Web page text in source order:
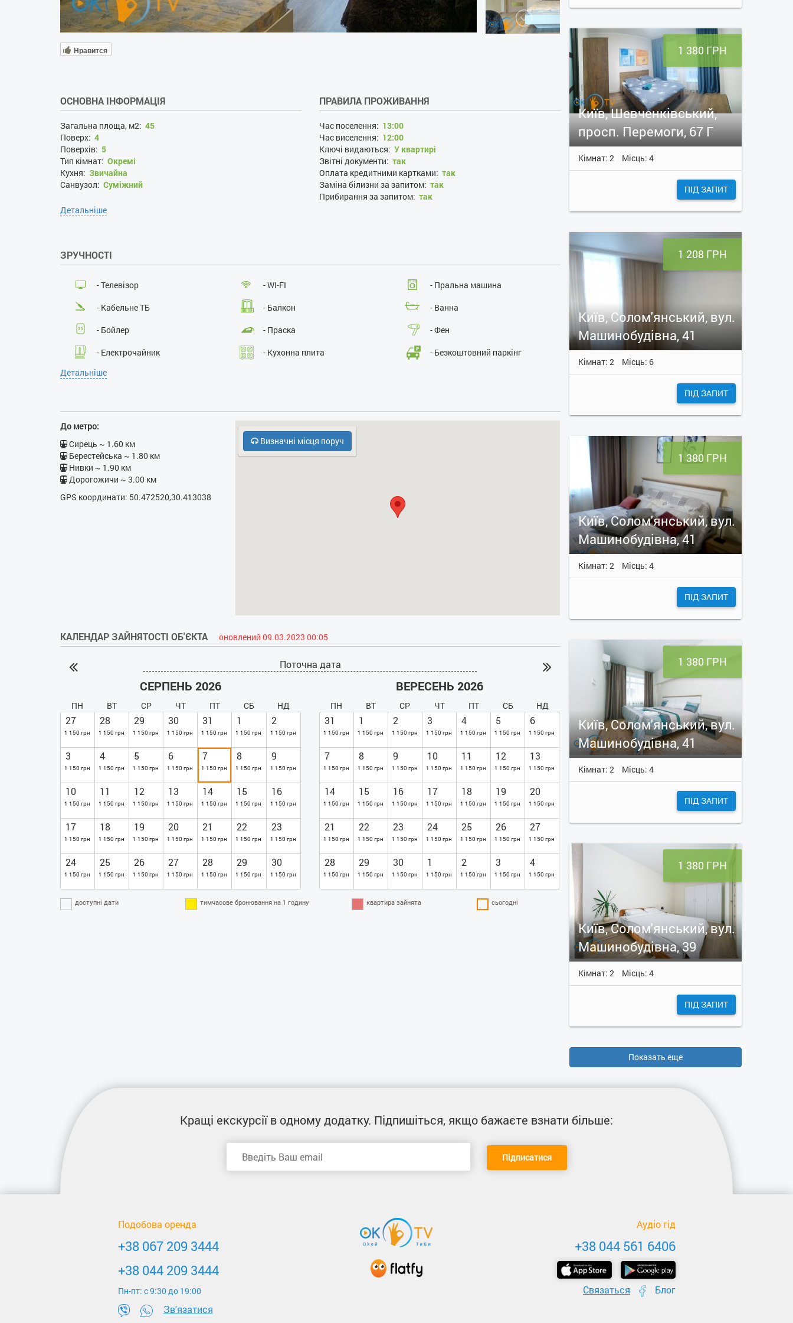
Нравится
ОСНОВНА ІНФОРМАЦІЯ
Загальна площа, м2: 45
Поверх: 4
Поверхів: 5
Тип кімнат: Окремі
Кухня: Звичайна
Санвузол: Суміжний
ПРАВИЛА ПРОЖИВАННЯ
Час поселення: 13:00
Час виселення: 12:00
Ключі видаються: У квартирі
Звітні документи: так
Оплата кредитними картками: так
Заміна білизни за запитом: так
Прибирання за запитом: так
Розміщення з дітьми:так
Розміщення з тваринами:
Проведення масових заходів:
Детальніше
ЗРУЧНОСТІ
- Телевізор - WI-FI
- Пральна машина
- Кабельне ТБ
- Балкон
- Ванна
- Бойлер
- Праска
- Фен
- Електрочайник
- Кухонна плита
- Безкоштовний паркінг
- Кодовий замок у під’їзді
Детальніше
До метро:
Сирець ~ 1.60 км
Берестейська ~ 1.80 км
Нивки ~ 1.90 км
Дорогожичи ~ 3.00 км
GPS координати: 50.472520,30.413038
Визначні місця поруч
КАЛЕНДАР ЗАЙНЯТОСТІ ОБ'ЄКТА оновлений 09.03.2023 00:05
Поточна дата
СЕРПЕНЬ 2026
ПН ВТ СР ЧТ ПТ СБ НД
27
1 150 грн
28
1 150 грн
29
1 150 грн
30
1 150 грн
31
1 150 грн
1
1 150 грн
2
1 150 грн
3
1 150 грн
4
1 150 грн
5
1 150 грн
6
1 150 грн
7
1 150 грн
8
1 150 грн
9
1 150 грн
10
1 150 грн
11
1 150 грн
12
1 150 грн
13
1 150 грн
14
1 150 грн
15
1 150 грн
16
1 150 грн
17
1 150 грн
18
1 150 грн
19
1 150 грн
20
1 150 грн
21
1 150 грн
22
1 150 грн
23
1 150 грн
24
1 150 грн
25
1 150 грн
26
1 150 грн
27
1 150 грн
28
1 150 грн
29
1 150 грн
30
1 150 грн
ВЕРЕСЕНЬ 2026
ПН ВТ СР ЧТ ПТ СБ НД
31
1 150 грн
1
1 150 грн
2
1 150 грн
3
1 150 грн
4
1 150 грн
5
1 150 грн
6
1 150 грн
7
1 150 грн
8
1 150 грн
9
1 150 грн
10
1 150 грн
11
1 150 грн
12
1 150 грн
13
1 150 грн
14
1 150 грн
15
1 150 грн
16
1 150 грн
17
1 150 грн
18
1 150 грн
19
1 150 грн
20
1 150 грн
21
1 150 грн
22
1 150 грн
23
1 150 грн
24
1 150 грн
25
1 150 грн
26
1 150 грн
27
1 150 грн
28
1 150 грн
29
1 150 грн
30
1 150 грн
1
1 150 грн
2
1 150 грн
3
1 150 грн
4
1 150 грн
доступні дати тимчасове бронювання на 1 годину квартира зайнята сьогодні
1 380 ГРН
Київ, Шевченківський,
просп. Перемоги, 67 Г
Кімнат: 2 Місць: 4
ПІД ЗАПИТ
1 208 ГРН
Київ, Солом'янський, вул.
Машинобудівна, 41
Кімнат: 2 Місць: 6
ПІД ЗАПИТ
1 380 ГРН
Київ, Солом'янський, вул.
Машинобудівна, 41
Кімнат: 2 Місць: 4
ПІД ЗАПИТ
1 380 ГРН
Київ, Солом'янський, вул.
Машинобудівна, 41
Кімнат: 2 Місць: 4
ПІД ЗАПИТ
1 380 ГРН
Київ, Солом'янський, вул.
Машинобудівна, 39
Кімнат: 2 Місць: 4
ПІД ЗАПИТ
Показать еще
Кращі екскурсіїв одному додатку. Підпишіться, якщо бажаєте взнати більше:
Підписатися
Подобова оренда
+38 067 209 3444
+38 044 209 3444
Пн-пт: c 9:30 до 19:00
Зв'язатися
Аудіо гід
+38 044 561 6406
Связаться Блог